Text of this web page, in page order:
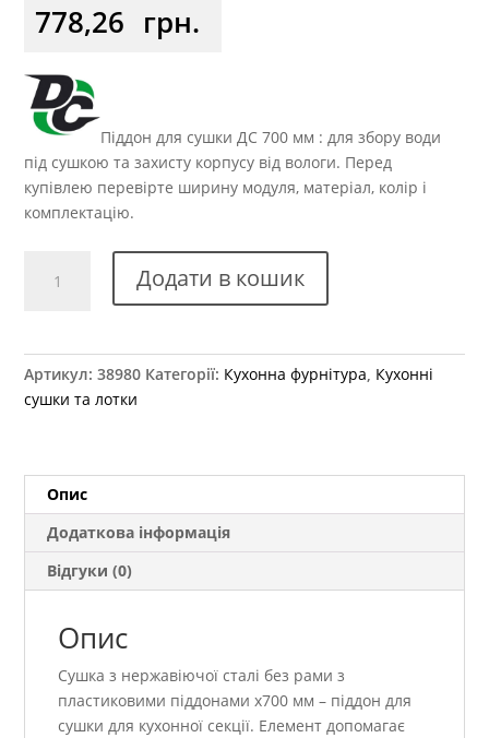
778,26 грн.
Піддон для сушки ДС 700 мм : для збору води
під сушкою та захисту корпусу від вологи. Перед
купівлею перевірте ширину модуля, матеріал, колір і
комплектацію.
нержавіючої
рами
х700
мм
кількість
Додати в кошик
Артикул:38980 Категорії: Кухонна фурнітура Кухонні
сушки та лотки
Опис
Додаткова інформація
Відгуки (0)
Опис
Сушка з нержавіючої сталі без рами з
пластиковими піддонами х700 мм – піддон для
сушки для кухонної секції. Елемент допомагає